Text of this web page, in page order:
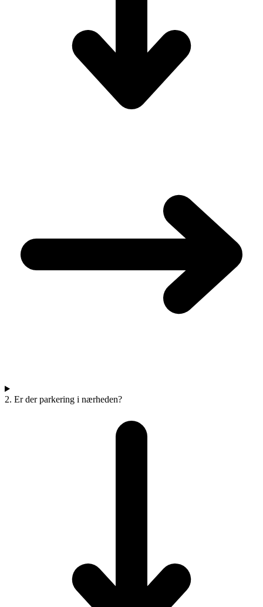
2. Er der parkering i nærheden?